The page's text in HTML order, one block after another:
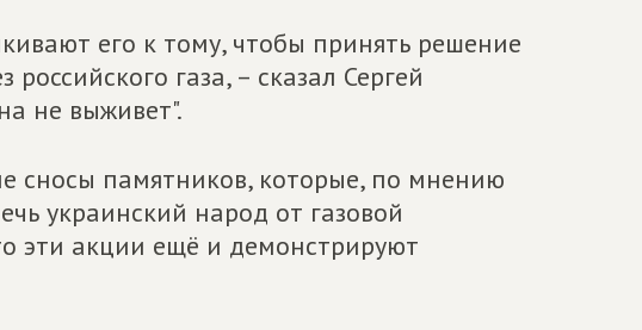
его к тому, чтобы принять решение
газа, – сказал Сергей
не выживет".
сносы памятников, которые, по мнению
украинский народ от газовой
эти акции ещё и демонстрируют